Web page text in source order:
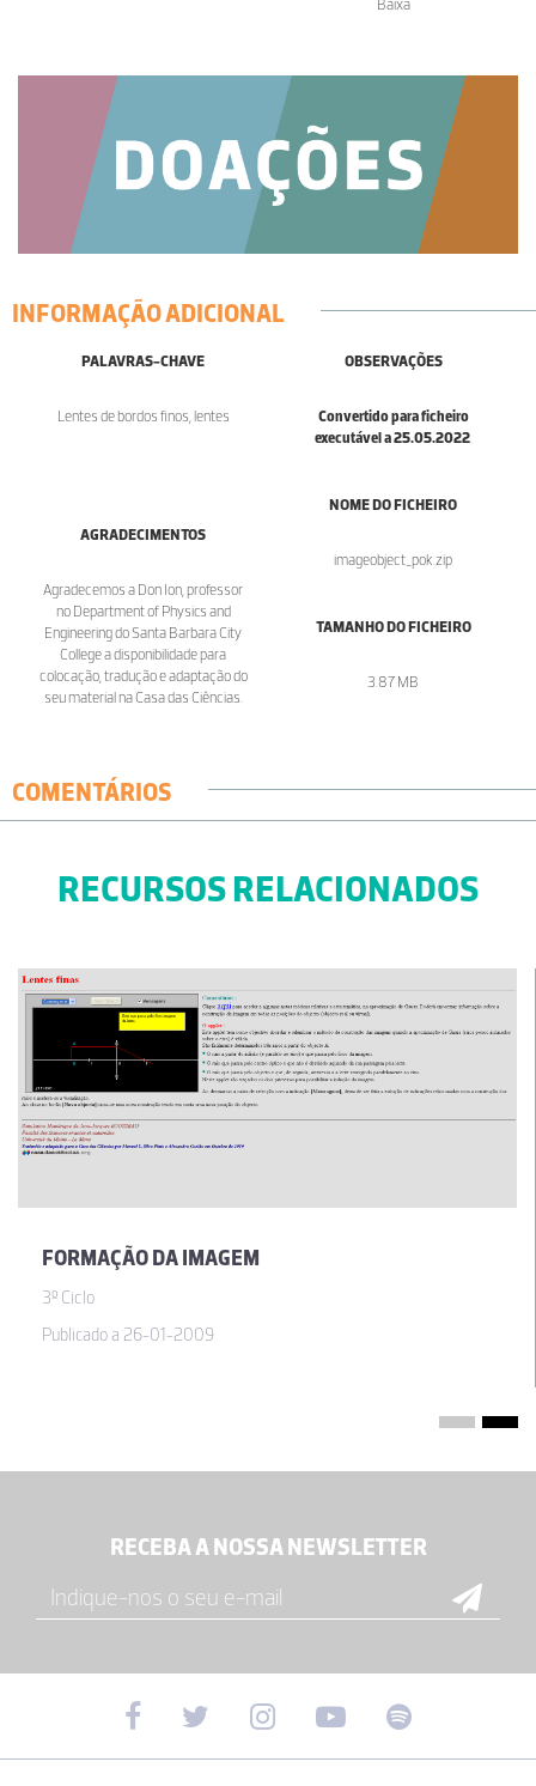
Baixa
INFORMAÇÃO ADICIONAL
PALAVRAS-CHAVE
Lentes de bordos finos, lentes
OBSERVAÇÕES
Convertido para ficheiro
executável a 25.05.2022.
AGRADECIMENTOS
Agradecemos a Don Ion, professor
no Department of Physics and
Engineering do Santa Barbara City
College a disponibilidade para
colocação, tradução e adaptação do
seu material na Casa das Ciências.
NOME DO FICHEIRO
imageobject_pok.zip
TAMANHO DO FICHEIRO
3.87 MB
COMENTÁRIOS
RECURSOS RELACIONADOS
FORMAÇÃO DA IMAGEM
3º Ciclo
Publicado a 26-01-2009
RECEBA A NOSSA NEWSLETTER